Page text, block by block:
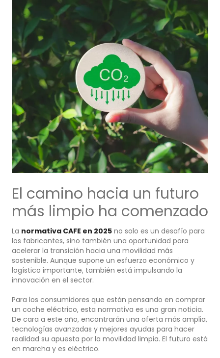
El camino hacia un futuro
más limpio ha comenzado
La normativa CAFE en 2025 no solo es un desafío para
los fabricantes, sino también una oportunidad para
acelerar la transición hacia una movilidad más
sostenible. Aunque supone un esfuerzo económico y
logístico importante, también está impulsando la
innovación en el sector.
Para los consumidores que están pensando en comprar
un coche eléctrico, esta normativa es una gran noticia.
De cara a este año, encontrarán una oferta más amplia,
tecnologías avanzadas y mejores ayudas para hacer
realidad su apuesta por la movilidad limpia. El futuro está
en marcha y es eléctrico.